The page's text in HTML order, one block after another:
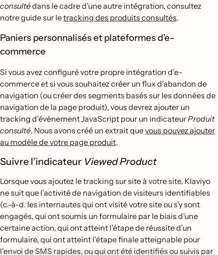
consultédans le cadre d’une autre intégration, consultez
notre guide sur letracking des produits consultés.
Paniers personnalisés et plateformes d’e-
commerce
Si vous avez configuré votre propre intégration d’e-
commerce et si vous souhaitez créer un flux d’abandon de
navigation (ou créer des segments basés sur les données de
navigation de la page produit), vous devrez ajouter un
tracking d’événement JavaScript pour un indicateurProduit
consulté. Nous avons créé un extrait quevous pouvez ajouter
au modèle de votre page produit.
Suivre l’indicateur Viewed Product
Lorsque vous ajoutez le tracking sur site à votre site, Klaviyo
ne suit que l’activité de navigation de visiteurs identifiables
(c.-à-d. les internautes qui ont visité votre site ou s’y sont
engagés, qui ont soumis un formulaire par le biais d’une
certaine action, qui ont atteint l’étape de réussite d’un
formulaire, qui ont atteint l’étape finale atteignable pour
l’envoi de SMS rapides, ou qui ont été identifiés ou suivis par